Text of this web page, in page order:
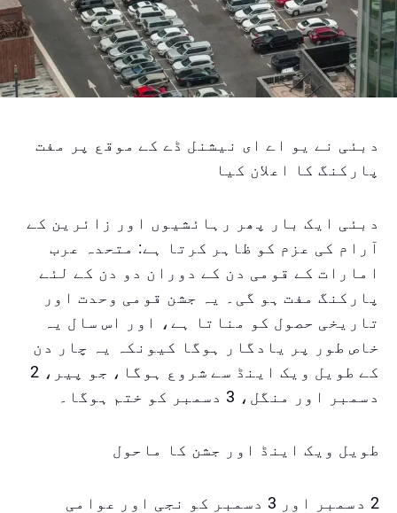
دبئی نے یو اے ای نیشنل ڈے کے موقع پر مفت
پارکنگ کا اعلان کیا
دبئی ایک بار پھر رہائشیوں اور زائرین کے
آرام کی عزم کو ظاہر کرتا ہے: متحدہ عرب
امارات کے قومی دن کے دوران دو دن کے لئے
پارکنگ مفت ہو گی۔ یہ جشن قومی وحدت اور
تاریخی حصول کو مناتا ہے، اور اس سال یہ
خاص طور پر یادگار ہوگا کیونکہ یہ چار دن
کے طویل ویک اینڈ سے شروع ہوگا، جو پیر، 2
دسمبر اور منگل، 3 دسمبر کو ختم ہوگا۔
طویل ویک اینڈ اور جشن کا ماحول
2 دسمبر اور 3 دسمبر کو نجی اور عوامی